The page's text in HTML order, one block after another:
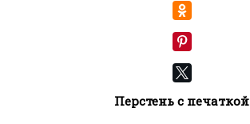
Перстень с печаткой